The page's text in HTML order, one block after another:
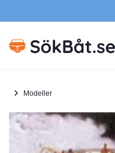
Modeller